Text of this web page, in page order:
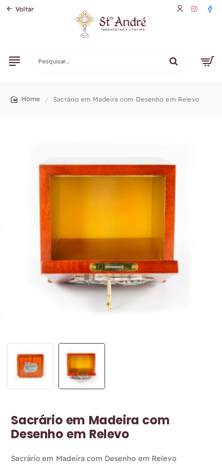
Voltar
Pesquisar...
Sacrário em Madeira com Desenho em Relevo
Sacrário em Madeira com
Desenho em Relevo
Sacrário em Madeira com Desenho em Relevo